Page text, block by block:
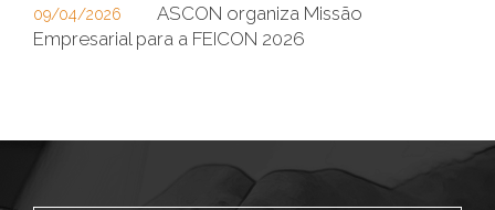
09/04/2026
ASCON organiza Missão
Empresarial para a FEICON 2026